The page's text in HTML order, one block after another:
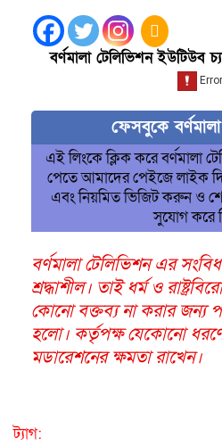
বর্ণমালা টেলিভিশন ইউটিউব
ফেসবুকে
এই লিংকে ক্লিক করে বর্ণমালা
পেতে আমাদের পেইজে লাইক
এবং নিয়মিত ভিজিট করুন ও
সুযোগ করে
বর্ণমালা টেলিভিশন এর
শ্রদ্ধাশীল। তাই ধর্ম ও
কোনো বক্তব্য না করার জন্য
হলো। কর্তৃপক্ষ যেকোনো
মডারেশনের ক্ষমতা রাখেন।
ট্যাগ: